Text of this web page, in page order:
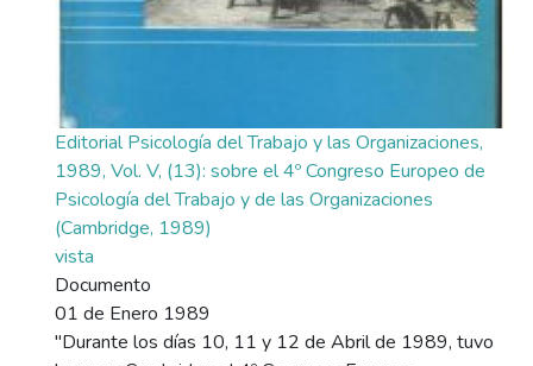
Editorial Psicología del Trabajo y las Organizaciones,
1989, Vol. V, (13): sobre el 4º Congreso Europeo de
Psicología del Trabajo y de las Organizaciones
(Cambridge, 1989)
vista
Documento
01 de Enero 1989
"Durante los días 10, 11 y 12 de Abril de 1989, tuvo